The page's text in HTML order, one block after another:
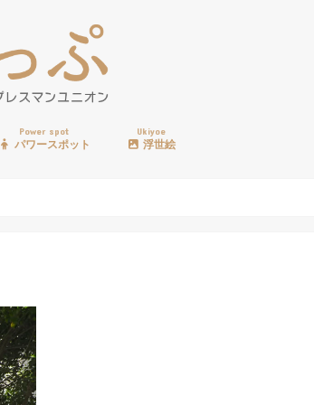
Power spot
パワースポット
Ukiyoe
浮世絵